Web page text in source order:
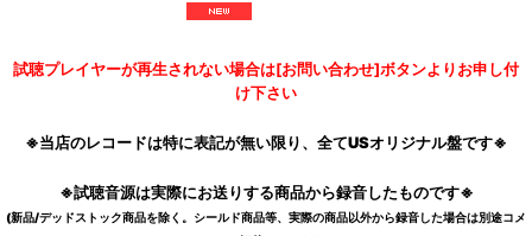
試聴プレイヤーが再生されない場合は[お問い合わせ]ボタンよりお申し付
け下さい
※当店のレコードは特に表記が無い限り、全てUSオリジナル盤です※
※試聴音源は実際にお送りする商品から録音したものです※
(新品/デッドストック商品を除く。シールド商品等、実際の商品以外から録音した場合は別途コメ